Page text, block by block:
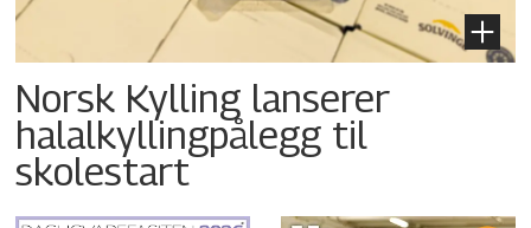
Norsk Kylling lanserer
halalkyllingpålegg til
skolestart